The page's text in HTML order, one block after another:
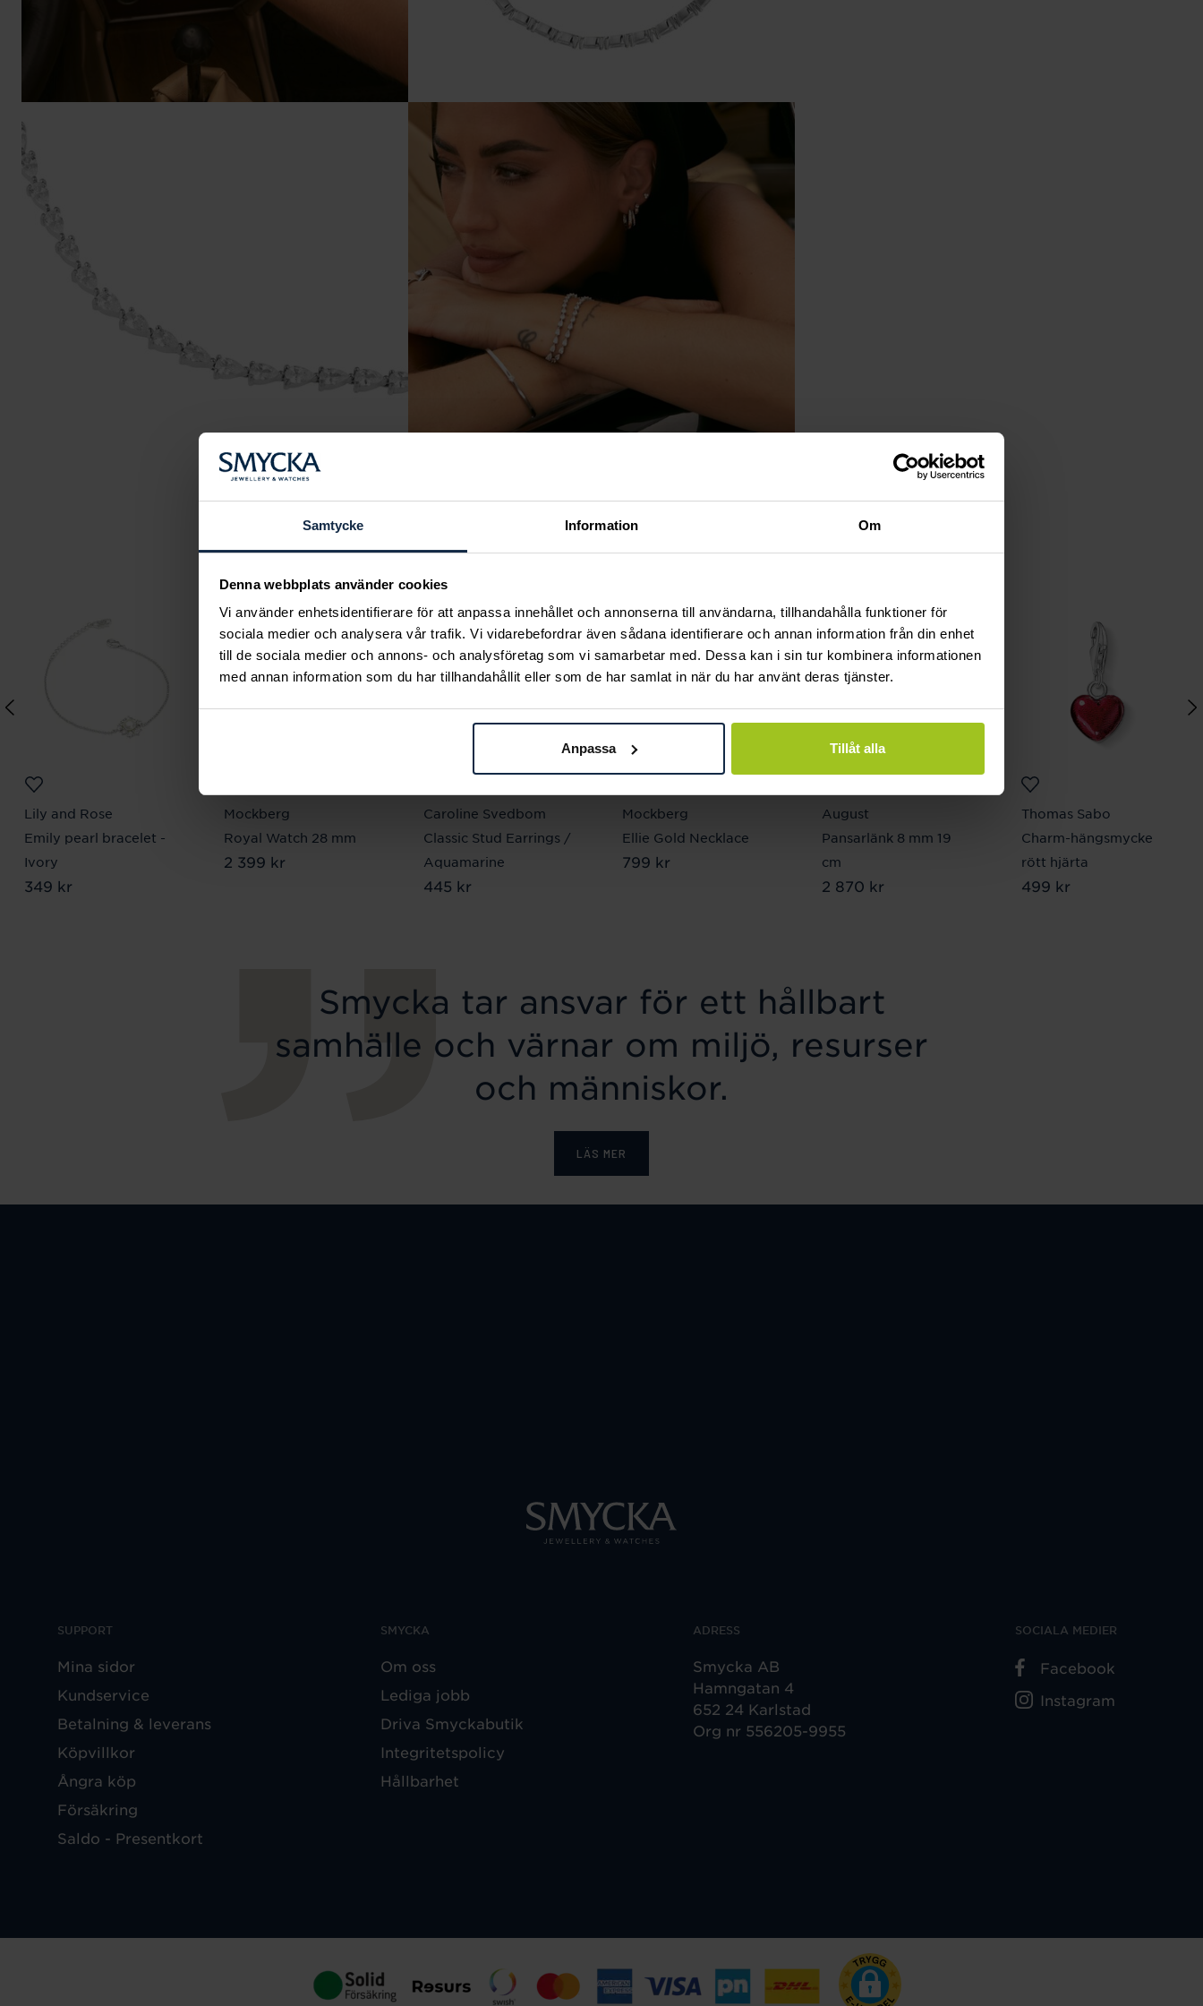
Samtycke Information Om
Denna webbplats använder cookies
Vi använder enhetsidentifierare för att anpassa innehållet och annonserna till användarna, tillhandahålla funktioner för
sociala medier och analysera vår trafik. Vi vidarebefordrar även sådana identifierare och annan information från din enhet
till de sociala medier och annons- och analysföretag som vi samarbetar med. Dessa kan i sin tur kombinera informationen
med annan information som du har tillhandahållit eller som de har samlat in när du har använt deras tjänster.
Anpassa Tillåt alla
Andra köpte också
Lily and Rose
Emily pearl bracelet -
Ivory
Pris :349 kr
349 kr
Mockberg
Royal Watch 28 mm
Pris:2 399 kr
2 399 kr
Caroline Svedbom
Classic Stud Earrings /
Aquamarine
Pris:445 kr
445 kr
Mockberg
Ellie Gold Necklace
Pris :799 kr
799 kr
August
Pansarlänk 8 mm 19
cm
Pris:2 870 kr
2 870 kr
Thomas Sabo
Charm-hängsmycke
rött hjärta
Pris:499 kr
499 kr
Smycka tar ansvar för ett hållbart
samhälle och värnar om miljö, resurser
och människor.
LÄS MER
SUPPORT
Mina sidor
Kundservice
Betalning & leverans
Köpvillkor
Ångra köp
Försäkring
Saldo - Presentkort
SMYCKA
Om oss
Lediga jobb
Driva Smyckabutik
Integritetspolicy
Hållbarhet
ADRESS
Smycka AB
Hamngatan 4
652 24 Karlstad
Org nr 556205-9955
SOCIALA MEDIER
Facebook
Instagram